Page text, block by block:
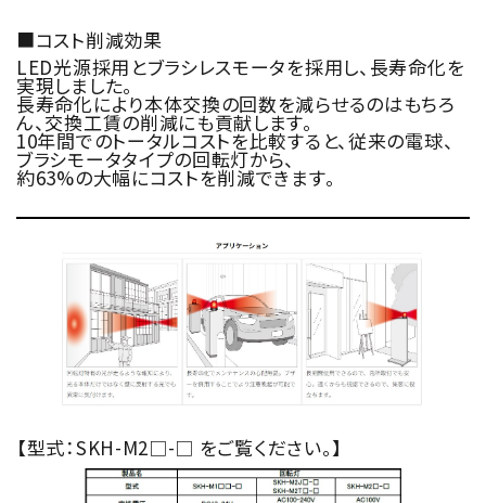
■コスト削減効果
LED光源採用とブラシレスモータを採用し、長寿命化を
実現しました。
長寿命化により本体交換の回数を減らせるのはもちろ
ん、交換工賃の削減にも貢献します。
10年間でのトータルコストを比較すると、従来の電球、
ブラシモータタイプの回転灯から、
約63%の大幅にコストを削減できます。
【型式：SKH-M2□-□ をご覧ください。】